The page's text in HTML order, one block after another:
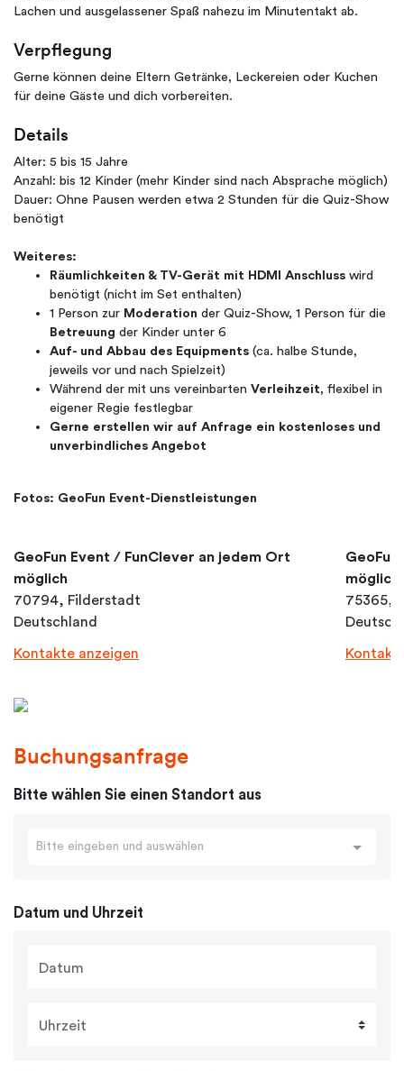
Lachen und ausgelassener Spaß nahezu im Minutentakt ab.
Verpflegung
Gerne können deine Eltern Getränke, Leckereien oder Kuchen
für deine Gäste und dich vorbereiten.
Details
Alter: 5 bis 15 Jahre
Anzahl: bis 12 Kinder (mehr Kinder sind nach Absprache möglich)
Dauer: Ohne Pausen werden etwa 2 Stunden für die Quiz-Show
benötigt
Weiteres:
Räumlichkeiten & TV-Gerät mit HDMI Anschluss wird
benötigt (nicht im Set enthalten)
1 Person zur Moderation der Quiz-Show, 1 Person für die
Betreuung der Kinder unter 6
Auf- und Abbau des Equipments (ca. halbe Stunde,
jeweils vor und nach Spielzeit)
Während der mit uns vereinbarten Verleihzeit, flexibel in
eigener Regie festlegbar
Gerne erstellen wir auf Anfrage ein kostenloses und
unverbindliches Angebot
Fotos: GeoFun Event-Dienstleistungen
GeoFun Event / FunClever an jedem Ort
möglich
70794, Filderstadt
Deutschland
Kontakte anzeigen
möglich
75365,
Buchungsanfrage
Bitte wählen Sie einen Standort aus
Bitte eingeben und auswählen
Datum und Uhrzeit
Datum
Uhrzeit